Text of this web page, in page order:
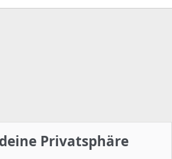
Privatsphäre